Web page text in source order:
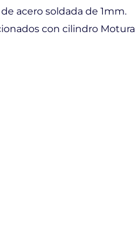
acero soldada de 1mm.
con cilindro Motura